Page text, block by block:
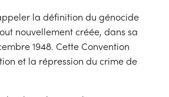
la définition du génocide
nouvellement créée, dans sa
1948. Cette Convention
et la répression du crime de